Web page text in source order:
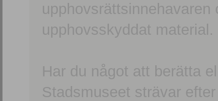
upphovsskyddat material.
Har du något att berätta
Stadsmuseet strävar